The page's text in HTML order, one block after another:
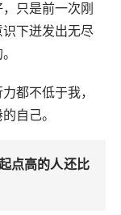
只是前一次刚
下迸发出无尽
都不低于我，
自己。
点高的人还比